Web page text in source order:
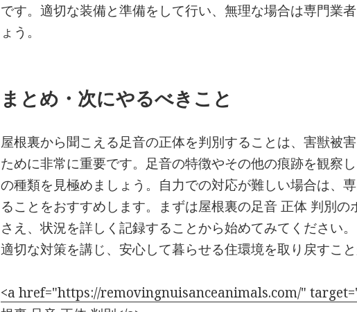
です。適切な装備と準備をして行い、無理な場合は専門業
ょう。
まとめ・次にやるべきこと
屋根裏から聞こえる足音の正体を判別することは、害獣被
ために非常に重要です。足音の特徴やその他の痕跡を観察
の種類を見極めましょう。自力での対応が難しい場合は、
ることをおすすめします。まずは屋根裏の足音 正体 判別の
さえ、状況を詳しく記録することから始めてみてください。
適切な対策を講じ、安心して暮らせる住環境を取り戻すこと
<a href="https://removingnuisanceanimals.com/"